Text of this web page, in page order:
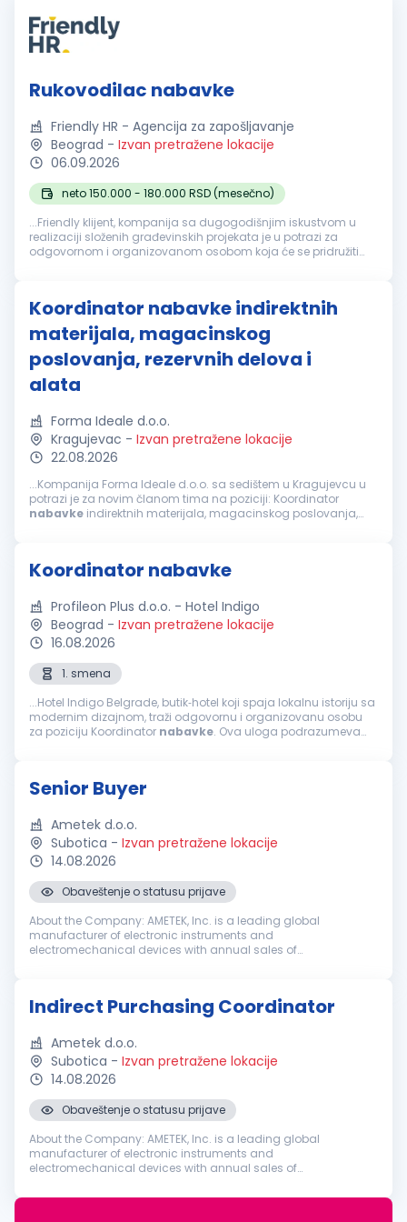
Rukovodilac nabavke
Friendly HR - Agencija za zapošljavanje
Beograd - Izvan pretražene lokacije
06.09.2026
neto 150.000 - 180.000 RSD (mesečno)
...Friendly klijent, kompanija sa dugogodišnjim iskustvom u
realizaciji složenih građevinskih projekata je u potrazi za
odgovornom i organizovanom osobom koja će se pridružiti
Koordinator nabavke indirektnih
materijala, magacinskog
poslovanja, rezervnih delova i
alata
Forma Ideale d.o.o.
Kragujevac - Izvan pretražene lokacije
22.08.2026
...Kompanija Forma Ideale d.o.o. sa sedištem u Kragujevcu u
potrazi je za novim članom tima na poziciji: Koordinator
nabavke indirektnih materijala, magacinskog poslovanja,
Koordinator nabavke
Profileon Plus d.o.o. - Hotel Indigo
Beograd - Izvan pretražene lokacije
16.08.2026
1. smena
...Hotel Indigo Belgrade, butik‑hotel koji spaja lokalnu istoriju sa
modernim dizajnom, traži odgovornu i organizovanu osobu
za poziciju Koordinator nabavke. Ova uloga podrazumeva
Senior Buyer
Ametek d.o.o.
Subotica - Izvan pretražene lokacije
14.08.2026
Obaveštenje o statusu prijave
About the Company: AMETEK, Inc. is a leading global
manufacturer of electronic instruments and
electromechanical devices with annual sales of
Indirect Purchasing Coordinator
Ametek d.o.o.
Subotica - Izvan pretražene lokacije
14.08.2026
Obaveštenje o statusu prijave
About the Company: AMETEK, Inc. is a leading global
manufacturer of electronic instruments and
electromechanical devices with annual sales of
more than 150 operating locations, and a global ...